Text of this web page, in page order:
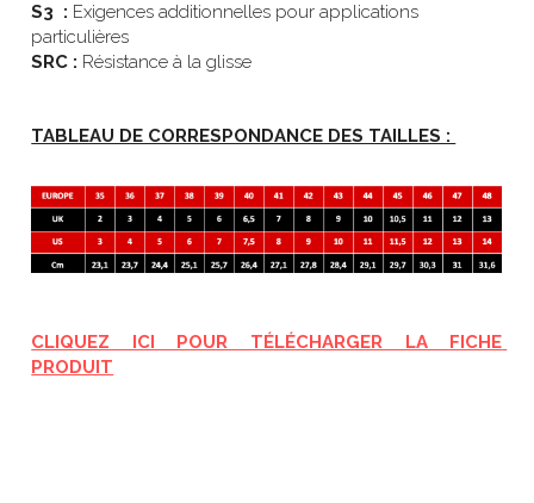
S3  : Exigences additionnelles pour applications
particulières
SRC : Résistance à la glisse
TABLEAU DE CORRESPONDANCE DES TAILLES :
CLIQUEZ ICI POUR TÉLÉCHARGER LA FICHE
PRODUIT